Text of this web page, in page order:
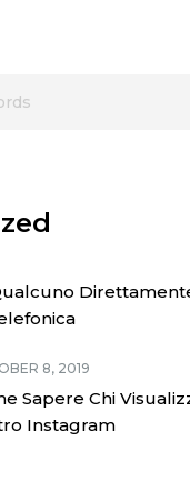
8, 2019
Sapere Chi
Instagram